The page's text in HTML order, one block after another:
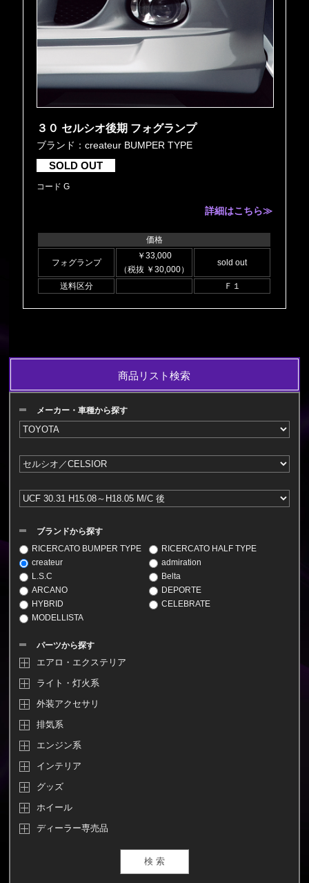
３０ セルシオ後期 フォグランプ
ブランド：createur BUMPER TYPE
SOLD OUT
コード G
詳細はこちら≫
価格
フォグランプ
￥33,000
（税抜 ￥30,000）
sold out
送料区分 Ｆ１
商品リスト検索
メーカー・車種から探す
ブランドから探す
RICERCATO BUMPER TYPE
RICERCATO HALF TYPE
createur
admiration
L.S.C
Belta
ARCANO
DEPORTE
HYBRID
CELEBRATE
MODELLISTA
パーツから探す
エアロ・エクステリア
ライト・灯火系
外装アクセサリ
排気系
エンジン系
インテリア
グッズ
ホイール
ディーラー専売品